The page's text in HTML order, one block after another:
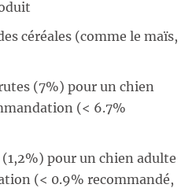
céréales (comme le maïs,
(7%) pour un chien
(< 6.7%
pour un chien adulte
(< 0.9% recommandé,